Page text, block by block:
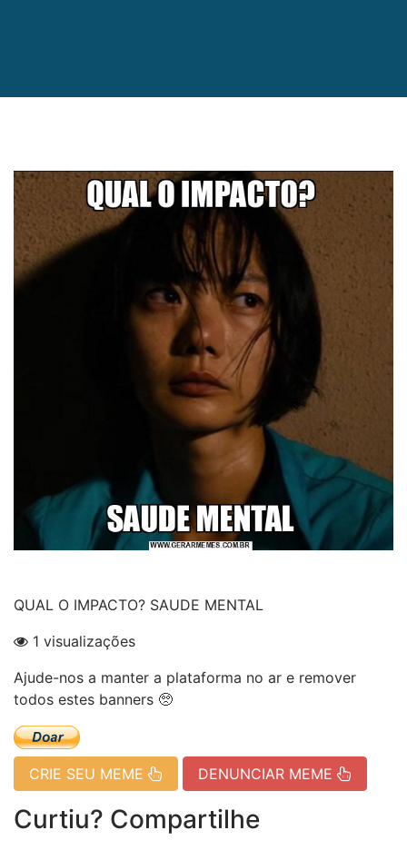
QUAL O IMPACTO? SAUDE MENTAL
1 visualizações
Ajude-nos a manter a plataforma no ar e remover
todos estes banners 🥺
CRIE SEU MEME DENUNCIAR MEME
Curtiu? Compartilhe